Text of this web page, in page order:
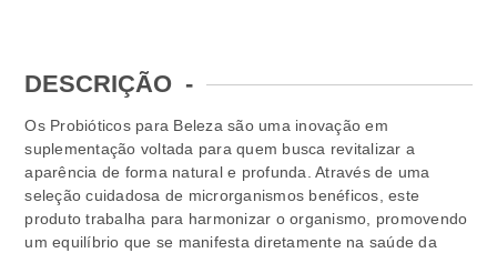
DESCRIÇÃO -
Os Probióticos para Beleza são uma inovação em
suplementação voltada para quem busca revitalizar a
aparência de forma natural e profunda. Através de uma
seleção cuidadosa de microrganismos benéficos, este
produto trabalha para harmonizar o organismo, promovendo
um equilíbrio que se manifesta diretamente na saúde da